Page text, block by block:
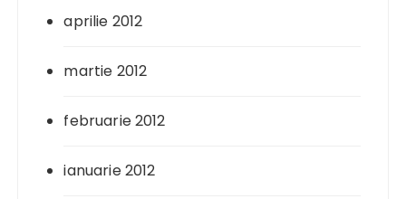
aprilie 2012
martie 2012
februarie 2012
ianuarie 2012